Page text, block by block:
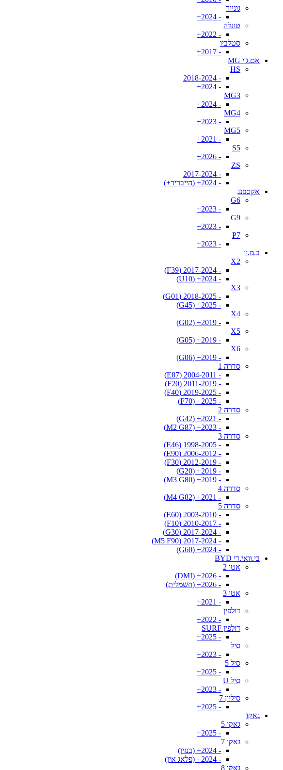
גוניור
- 2024+
טונלה
- 2022+
סטלביו
- 2017+
אם.ג'י MG
HS
- 2018-2024
- 2024+
MG3
- 2024+
MG4
- 2023+
MG5
- 2021+
S5
- 2026+
ZS
- 2017-2024
- 2024+ (הייבריד+)
אקספנג
G6
- 2023+
G9
- 2023+
P7
- 2023+
ב.מ.וו
X2
- 2017-2024 (F39)
- 2024+ (U10)
X3
- 2018-2025 (G01)
- 2025+ (G45)
X4
- 2019+ (G02)
X5
- 2019+ (G05)
X6
- 2019+ (G06)
סדרה 1
- 2004-2011 (E87)
- 2011-2019 (F20)
- 2019-2025 (F40)
- 2025+ (F70)
סדרה 2
- 2021+ (G42)
- 2023+ (M2 G87)
סדרה 3
- 1998-2005 (E46)
- 2006-2012 (E90)
- 2012-2019 (F30)
- 2019+ (G20)
- 2019+ (M3 G80)
סדרה 4
- 2021+ (M4 G82)
סדרה 5
- 2003-2010 (E60)
- 2010-2017 (F10)
- 2017-2024 (G30)
- 2017-2024 (M5 F90)
- 2024+ (G60)
בי.וואי.די BYD
אטו 2
- 2026+ (DMI)
- 2026+ (חשמלית)
אטו 3
- 2021+
דולפין
- 2022+
דולפין SURF
- 2025+
סיל
- 2023+
סיל 5
- 2025+
סיל U
- 2023+
סיליון 7
- 2025+
גאקו
גאקו 5
- 2025+
גאקו 7
- 2024+ (בנזין)
- 2024+ (פלאג אין)
גאקו 8